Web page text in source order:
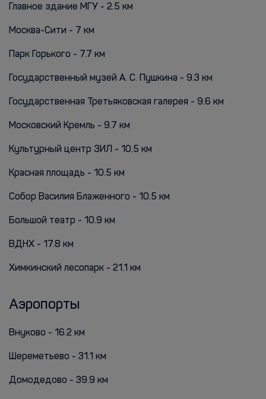
Главное здание МГУ - 2.5 км
Москва-Сити - 7 км
Парк Горького - 7.7 км
Государственный музей А. С. Пушкина - 9.3 км
Государственная Третьяковская галерея - 9.6 км
Московский Кремль - 9.7 км
Культурный центр ЗИЛ - 10.5 км
Красная площадь - 10.5 км
Собор Василия Блаженного - 10.5 км
Большой театр - 10.9 км
ВДНХ - 17.8 км
Химкинский лесопарк - 21.1 км
Аэропорты
Внуково - 16.2 км
Шереметьево - 31.1 км
Домодедово - 39.9 км